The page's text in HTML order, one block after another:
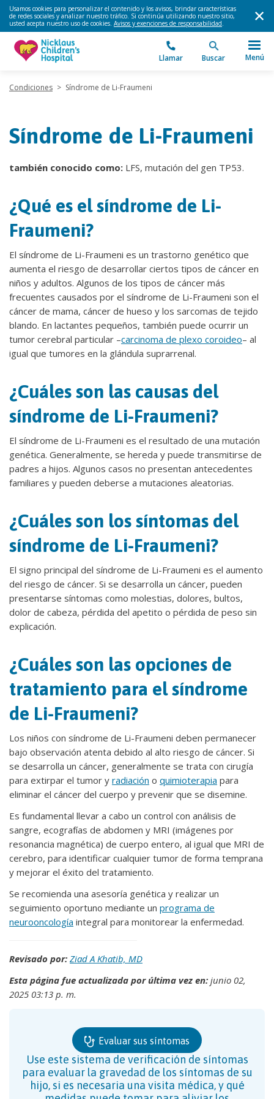
Usamos cookies para personalizar el contenido y los avisos, brindar características
de redes sociales y analizar nuestro tráfico. Si continúa utilizando nuestro sitio,
usted acepta nuestro uso de cookies. Avisos y exenciones de responsabilidad.
Llamar Buscar Menú
Condiciones > Síndrome de Li-Fraumeni
Síndrome de Li-Fraumeni
también conocido como: LFS, mutación del gen TP53.
¿Qué es el síndrome de Li-
Fraumeni?
El síndrome de Li-Fraumeni es un trastorno genético que
aumenta el riesgo de desarrollar ciertos tipos de cáncer en
niños y adultos. Algunos de los tipos de cáncer más
frecuentes causados por el síndrome de Li-Fraumeni son el
cáncer de mama, cáncer de hueso y los sarcomas de tejido
blando. En lactantes pequeños, también puede ocurrir un
tumor cerebral particular –carcinoma de plexo coroideo– al
igual que tumores en la glándula suprarrenal.
¿Cuáles son las causas del
síndrome de Li-Fraumeni?
El síndrome de Li-Fraumeni es el resultado de una mutación
genética. Generalmente, se hereda y puede transmitirse de
padres a hijos. Algunos casos no presentan antecedentes
familiares y pueden deberse a mutaciones aleatorias.
¿Cuáles son los síntomas del
síndrome de Li-Fraumeni?
El signo principal del síndrome de Li-Fraumeni es el aumento
del riesgo de cáncer. Si se desarrolla un cáncer, pueden
presentarse síntomas como molestias, dolores, bultos,
dolor de cabeza, pérdida del apetito o pérdida de peso sin
explicación.
¿Cuáles son las opciones de
tratamiento para el síndrome
de Li-Fraumeni?
Los niños con síndrome de Li-Fraumeni deben permanecer
bajo observación atenta debido al alto riesgo de cáncer. Si
se desarrolla un cáncer, generalmente se trata con cirugía
para extirpar el tumor y radiación o quimioterapia para
eliminar el cáncer del cuerpo y prevenir que se disemine.
Es fundamental llevar a cabo un control con análisis de
sangre, ecografías de abdomen y MRI (imágenes por
resonancia magnética) de cuerpo entero, al igual que MRI de
cerebro, para identificar cualquier tumor de forma temprana
y mejorar el éxito del tratamiento.
Se recomienda una asesoría genética y realizar un
seguimiento oportuno mediante un programa de
neurooncología integral para monitorear la enfermedad.
Revisado por: Ziad A Khatib, MD
Esta página fue actualizada por última vez en: junio 02,
2025 03:13 p. m.
Evaluar sus síntomas
Use este sistema de verificación de síntomas
para evaluar la gravedad de los síntomas de su
hijo, si es necesaria una visita médica, y qué